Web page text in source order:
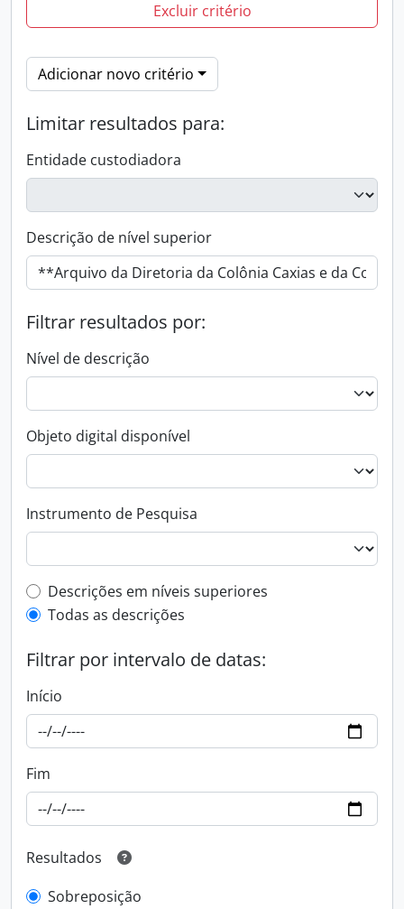
Excluir critério
Adicionar novo critério
Limitar resultados para:
Entidade custodiadora
Descrição de nível superior
Filtrar resultados por:
Nível de descrição
Objeto digital disponível
Instrumento de Pesquisa
Filtro de descrição de nível superior
Descrições em níveis superiores
Todas as descrições
Filtrar por intervalo de datas:
Início
Fim
Resultados
Sobreposição